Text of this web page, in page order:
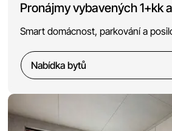
Pronájmy vybavených 1+kk
Smart domácnost, parkování a
Nabídka bytů